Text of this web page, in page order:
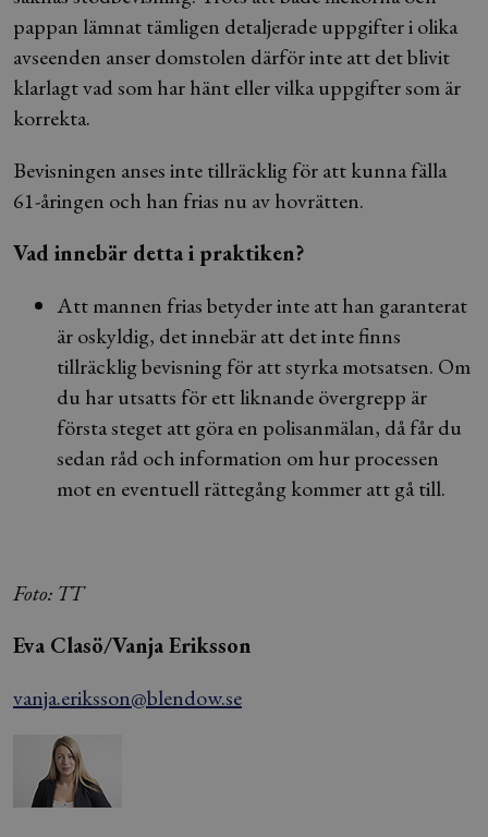
pappan lämnat tämligen detaljerade uppgifter i olika
avseenden anser domstolen därför inte att det blivit
klarlagt vad som har hänt eller vilka uppgifter som är
korrekta.
Bevisningen anses inte tillräcklig för att kunna fälla
61-åringen och han frias nu av hovrätten.
Vad innebär detta i praktiken?
Att mannen frias betyder inte att han garanterat
är oskyldig, det innebär att det inte finns
tillräcklig bevisning för att styrka motsatsen. Om
du har utsatts för ett liknande övergrepp är
första steget att göra en polisanmälan, då får du
sedan råd och information om hur processen
mot en eventuell rättegång kommer att gå till.
Foto: TT
Eva Clasö/Vanja Eriksson
vanja.eriksson@blendow.se